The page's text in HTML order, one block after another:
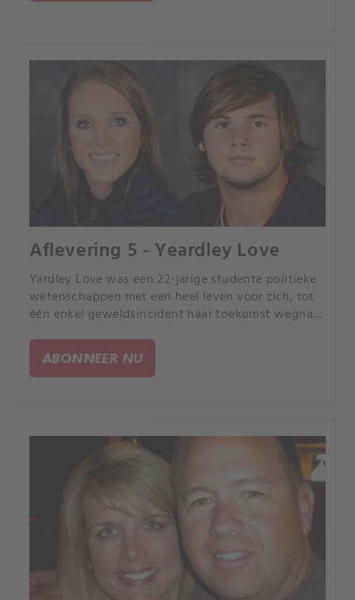
Aflevering 5 - Yeardley Love
Yardley Love was een 22-jarige studente politieke
wetenschappen met een heel leven voor zich, tot
één enkel geweldsincident haar toekomst wegnam
Virginia deed wankelen.
ABONNEER NU